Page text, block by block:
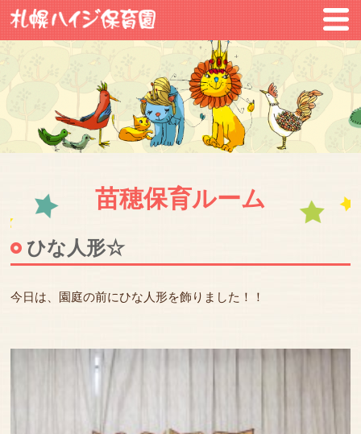
苗穂保育ルーム
ひな人形☆
今日は、園庭の前にひな人形を飾りました！！